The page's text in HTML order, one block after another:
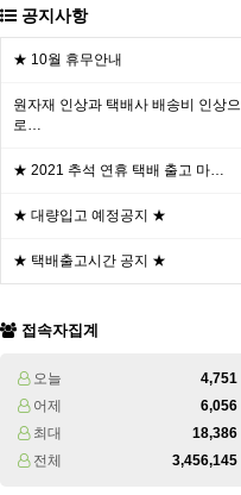
공지사항
★ 10월 휴무안내
원자재 인상과 택배사 배송비 인상으
로…
★ 2021 추석 연휴 택배 출고 마…
★ 대량입고 예정공지 ★
★ 택배출고시간 공지 ★
접속자집계
오늘
4,751
어제
6,056
최대
18,386
전체
3,456,145